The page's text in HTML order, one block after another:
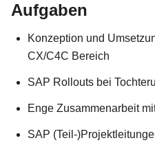
Aufgaben
Konzeption und
CX/C4C Bereich
SAP Rollouts bei
Enge Zusammenarbeit
SAP (Teil-